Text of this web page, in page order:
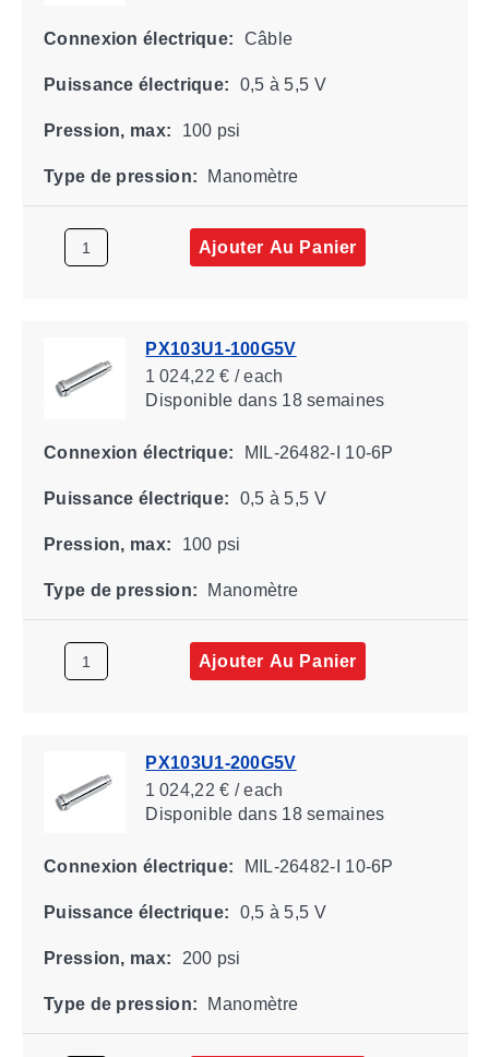
Connexion électrique: Câble
Puissance électrique: 0,5 à 5,5 V
Pression, max: 100 psi
Type de pression: Manomètre
Ajouter Au Panier
PX103U1-100G5V
1 024,22 € / each
Disponibledans 18 semaines
Connexion électrique: MIL-26482-I 10-6P
Puissance électrique: 0,5 à 5,5 V
Pression, max: 100 psi
Type de pression: Manomètre
Ajouter Au Panier
PX103U1-200G5V
1 024,22 € / each
Disponibledans 18 semaines
Connexion électrique: MIL-26482-I 10-6P
Puissance électrique: 0,5 à 5,5 V
Pression, max: 200 psi
Type de pression: Manomètre